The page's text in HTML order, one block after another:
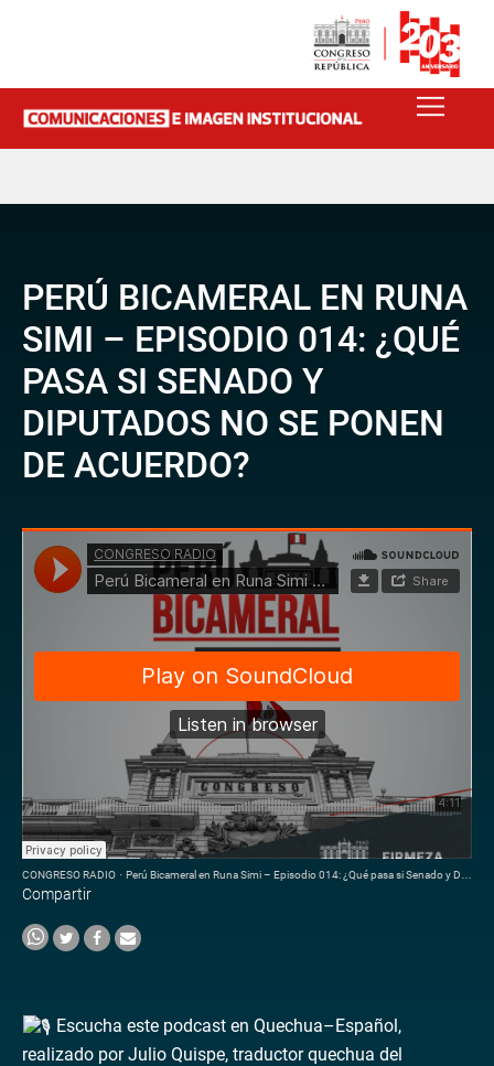
PERÚ BICAMERAL EN RUNA
SIMI – EPISODIO 014: ¿QUÉ
PASA SI SENADO Y
DIPUTADOS NO SE PONEN
DE ACUERDO?
CONGRESO RADIO · Perú Bicameral en Runa Simi – Episodio 014: ¿Qué pasa si Senado y Diputados no se ponen de acuerdo?
Compartir
Escucha este podcast en Quechua–Español,
realizado por Julio Quispe, traductor quechua del